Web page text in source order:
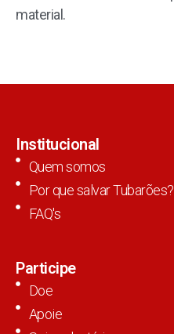
material.
Institucional
Quem somos
Por que salvar Tubarões?
FAQ's
Participe
Doe
Apoie